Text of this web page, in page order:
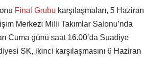
Final Grubu karşılaşmaları, 5 Haziran
Merkezi Milli Takımlar Salonu’nda
Cuma günü saat 16.00’da Suadiye
SK, ikinci karşılaşmasını 6 Haziran